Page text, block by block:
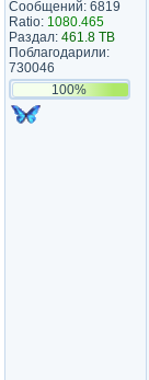
Сообщений: 6819
Ratio: 1080.465
Раздал: 461.8 TB
Поблагодарили:
730046
100%